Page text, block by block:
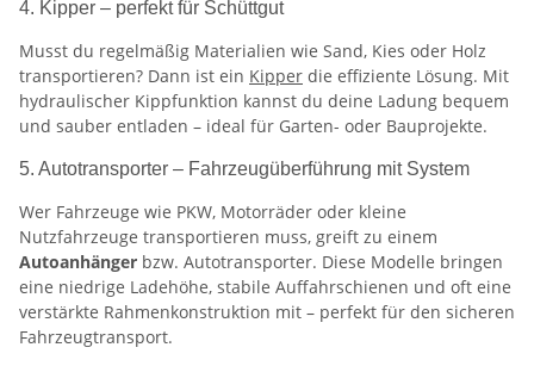
4. Kipper – perfekt für Schüttgut
Musst du regelmäßig Materialien wie Sand, Kies oder Holz
transportieren? Dann ist ein Kipper die effiziente Lösung. Mit
hydraulischer Kippfunktion kannst du deine Ladung bequem
und sauber entladen – ideal für Garten- oder Bauprojekte.
5. Autotransporter – Fahrzeugüberführung mit System
Wer Fahrzeuge wie PKW, Motorräder oder kleine
Nutzfahrzeuge transportieren muss, greift zu einem
Autoanhänger bzw. Autotransporter. Diese Modelle bringen
eine niedrige Ladehöhe, stabile Auffahrschienen und oft eine
verstärkte Rahmenkonstruktion mit – perfekt für den sicheren
Fahrzeugtransport.